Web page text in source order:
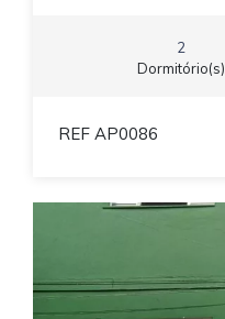
2
Dormitório(s)
REF AP0086